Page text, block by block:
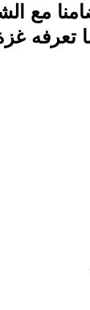
مع
تعرفه